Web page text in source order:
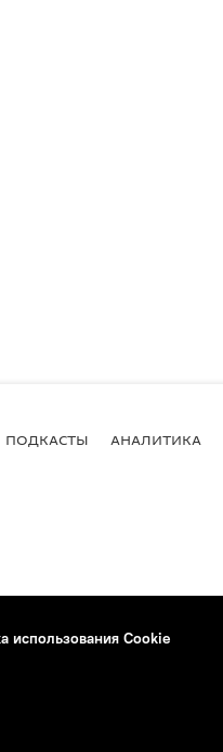
ПОДКАСТЫ АНАЛИТИКА
использования Cookie